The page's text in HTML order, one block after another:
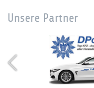
Unsere Partner